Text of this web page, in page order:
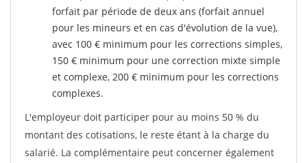
forfait par période de deux ans (forfait annuel
pour les mineurs et en cas d'évolution de la vue),
avec 100 € minimum pour les corrections simples,
150 € minimum pour une correction mixte simple
et complexe, 200 € minimum pour les corrections
complexes.
L'employeur doit participer pour au moins 50 % du
montant des cotisations, le reste étant à la charge du
salarié. La complémentaire peut concerner également